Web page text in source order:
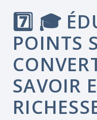
7️⃣ 🎓
POINTS
SAVOIR